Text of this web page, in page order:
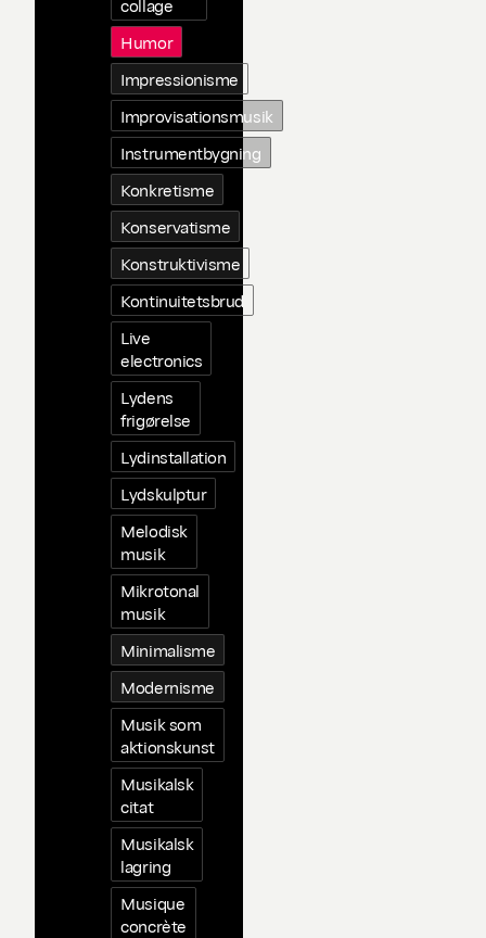
collage
Humor
Impressionisme
Improvisationsmusik
Instrumentbygning
Konkretisme
Konservatisme
Konstruktivisme
Kontinuitetsbrud
Live
electronics
Lydens
frigørelse
Lydinstallation
Lydskulptur
Melodisk
musik
Mikrotonal
musik
Minimalisme
Modernisme
Musik som
aktionskunst
Musikalsk
citat
Musikalsk
lagring
Musique
concrète